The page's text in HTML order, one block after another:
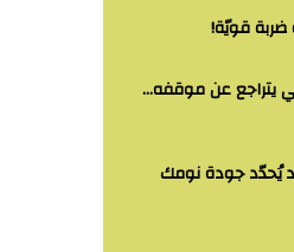
ضربة قويّة!
يتراجع عن موقفه…
يُحدّد جودة نومك